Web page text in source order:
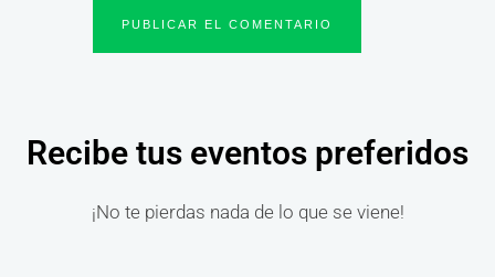
Recibe tus eventos preferidos
¡No te pierdas nada de lo que se viene!